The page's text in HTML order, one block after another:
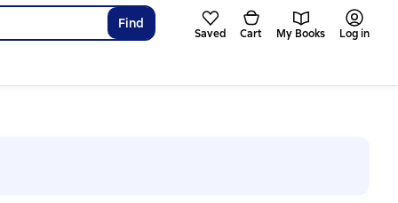
Find
Saved Cart My Books Log in